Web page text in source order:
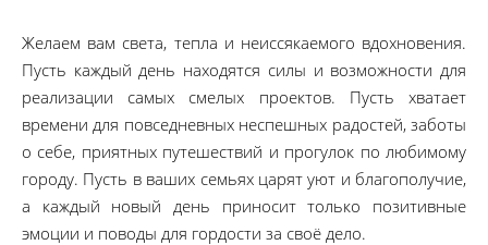
Желаем вам света, тепла и неиссякаемого вдохновения.
Пусть каждый день находятся силы и возможности для
реализации самых смелых проектов. Пусть хватает
времени для повседневных неспешных радостей, заботы
о себе, приятных путешествий и прогулок по любимому
городу. Пусть в ваших семьях царят уют и благополучие,
а каждый новый день приносит только позитивные
эмоции и поводы для гордости за своё дело.